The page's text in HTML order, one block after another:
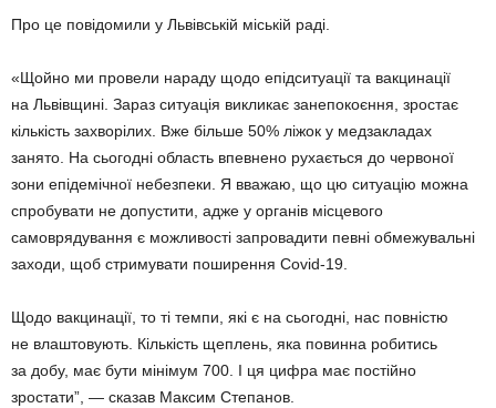
Про це повідомили у Львівській міській раді.
«Щойно ми провели нараду щодо епідситуації та вакцинації
на Львівщині. Зараз ситуація викликає занепокоєння, зростає
кількість захворілих. Вже більше 50% ліжок у медзакладах
занято. На сьогодні область впевнено рухається до червоної
зони епідемічної небезпеки. Я вважаю, що цю ситуацію можна
спробувати не допустити, адже у органів місцевого
самоврядування є можливості запровадити певні обмежувальні
заходи, щоб стримувати поширення Covid-19.
Щодо вакцинації, то ті темпи, які є на сьогодні, нас повністю
не влаштовують. Кількість щеплень, яка повинна робитись
за добу, має бути мінімум 700. І ця цифра має постійно
зростати”, — сказав Максим Степанов.